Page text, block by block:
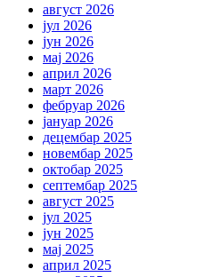
август 2026
јул 2026
јун 2026
мај 2026
април 2026
март 2026
фебруар 2026
јануар 2026
децембар 2025
новембар 2025
октобар 2025
септембар 2025
август 2025
јул 2025
јун 2025
мај 2025
април 2025